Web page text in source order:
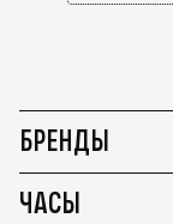
БРЕНДЫ
ЧАСЫ